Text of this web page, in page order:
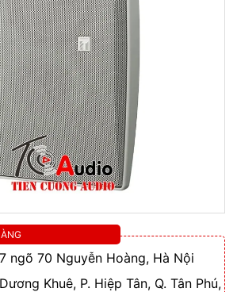
ngõ 70 Nguyễn Hoàng, Hà Nội
Khuê, P. Hiệp Tân, Q. Tân Phú,